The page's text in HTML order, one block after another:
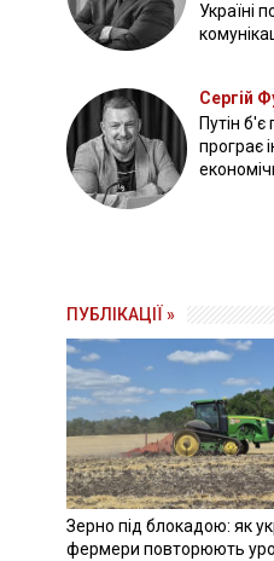
Україні
Сергій
Путін
програє
ПУБЛІКАЦІЇ »
Зерно під блокадою: як
фермери повторюють